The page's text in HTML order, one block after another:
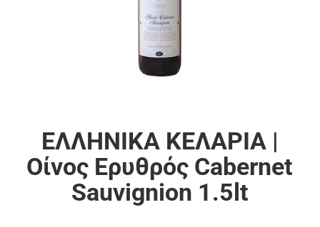
ΕΛΛΗΝΙΚΑ ΚΕΛΑΡΙΑ |
Οίνος Ερυθρός Cabernet
Sauvignion 1.5lt